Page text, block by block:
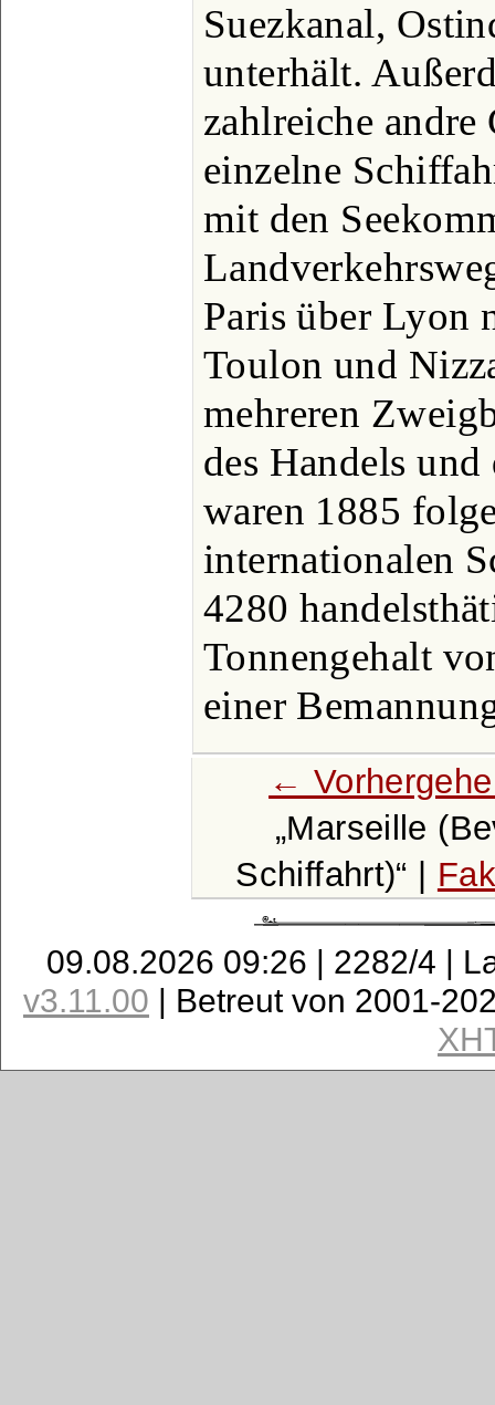
Suezkanal,
unterhält.
zahlreiche
einzelne
mit den
Paris über Lyon
Toulon und
mehreren
des Handels
waren 1885
internationalen
4280
Tonnengehalt
einer
←
Marseille
Schiffahrt)
09.08.2026 09:26 | 2282/4 |
v3.11.00 | Betreut von 2001-